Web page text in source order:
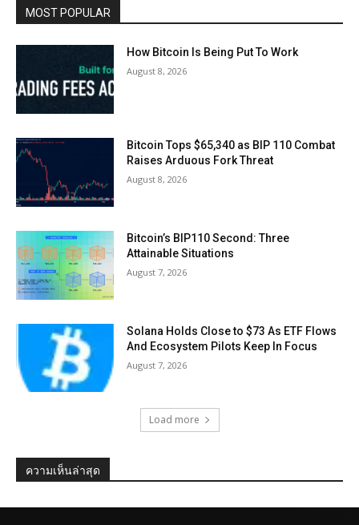
MOST POPULAR
How Bitcoin Is Being Put To Work
August 8, 2026
Bitcoin Tops $65,340 as BIP 110 Combat
Raises Arduous Fork Threat
August 8, 2026
Bitcoin’s BIP110 Second: Three
Attainable Situations
August 7, 2026
Solana Holds Close to $73 As ETF Flows
And Ecosystem Pilots Keep In Focus
August 7, 2026
Load more
ความเห็นล่าสุด